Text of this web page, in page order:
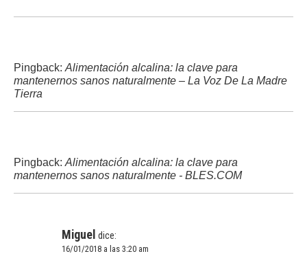
Pingback: Alimentación alcalina: la clave para
mantenernos sanos naturalmente – La Voz De La Madre
Tierra
Pingback: Alimentación alcalina: la clave para
mantenernos sanos naturalmente - BLES.COM
Miguel dice:
16/01/2018 a las 3:20 am